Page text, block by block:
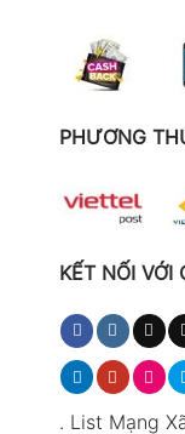
PHƯƠNG
KẾT NỐI VỚI
. List Mạng